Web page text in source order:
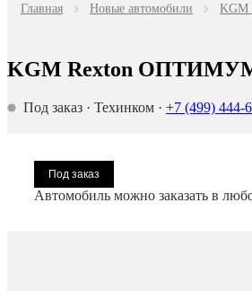
Главная Новые автомобили KGM
KGM Rexton
Под заказ · Техинком · +7 (499) 444-
Под заказ
Автомобиль можно заказать в